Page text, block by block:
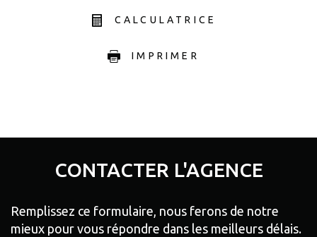
CALCULATRICE
IMPRIMER
CONTACTER L'AGENCE
Remplissez ce formulaire, nous ferons de notre
mieux pour vous répondre dans les meilleurs délais.